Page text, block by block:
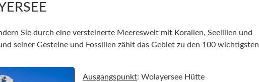
Sie durch eine versteinerte Meereswelt mit Korallen, Seelilien und
seiner Gesteine und Fossilien zählt das Gebiet zu den 100 wichtigsten
Ausgangspunkt: Wolayersee Hütte